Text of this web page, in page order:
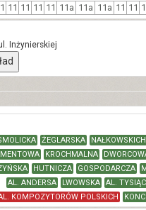
11 11 11 11 11a 11a 11a 11 11
Inżynierskiej
ŻEGLARSKA NAŁKOWSKICH
KROCHMALNA
HUTNICZA GOSPODARCZA
AL. ANDERSA
LWOWSKA
AL.
KOMPOZYTORÓW POLSKICH